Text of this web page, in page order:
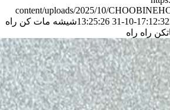
content/uploads/2025/10/
شیشه مات کن راه